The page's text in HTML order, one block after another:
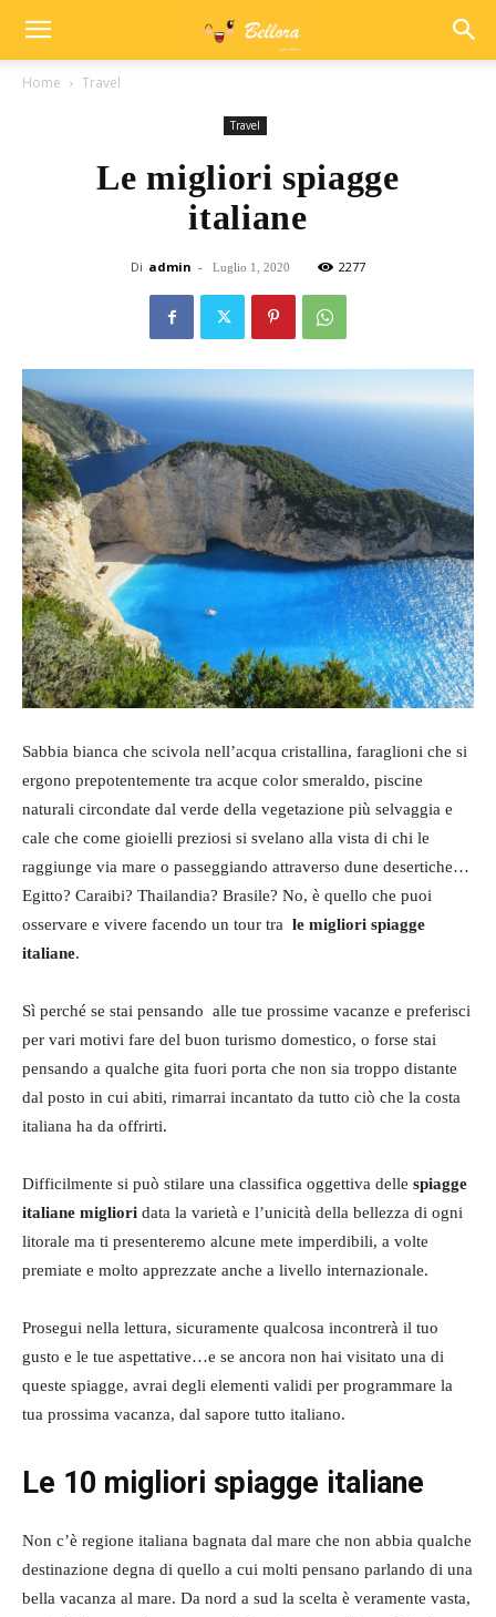
Home Travel
Travel
Le migliori spiagge
italiane
Di admin - Luglio 1, 2020 2277
Sabbia bianca che scivola nell’acqua cristallina, faraglioni che si
ergono prepotentemente tra acque color smeraldo, piscine
naturali circondate dal verde della vegetazione più selvaggia e
cale che come gioielli preziosi si svelano alla vista di chi le
raggiunge via mare o passeggiando attraverso dune desertiche…
Egitto? Caraibi? Thailandia? Brasile? No, è quello che puoi
osservare e vivere facendo un tour tra le migliori spiagge
italiane.
Sì perché se stai pensando alle tue prossime vacanze e preferisci
per vari motivi fare del buon turismo domestico, o forse stai
pensando a qualche gita fuori porta che non sia troppo distante
dal posto in cui abiti, rimarrai incantato da tutto ciò che la costa
italiana ha da offrirti.
Difficilmente si può stilare una classifica oggettiva delle spiagge
italiane migliori data la varietà e l’unicità della bellezza di ogni
litorale ma ti presenteremo alcune mete imperdibili, a volte
premiate e molto apprezzate anche a livello internazionale.
Prosegui nella lettura, sicuramente qualcosa incontrerà il tuo
gusto e le tue aspettative…e se ancora non hai visitato una di
queste spiagge, avrai degli elementi validi per programmare la
tua prossima vacanza, dal sapore tutto italiano.
Le 10 migliori spiagge italiane
Non c’è regione italiana bagnata dal mare che non abbia qualche
destinazione degna di quello a cui molti pensano parlando di una
bella vacanza al mare. Da nord a sud la scelta è veramente vasta,